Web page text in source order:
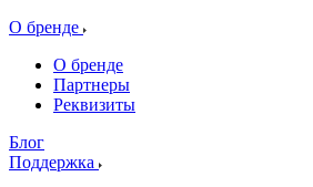
О бренде
О бренде
Партнеры
Реквизиты
Блог
Поддержка